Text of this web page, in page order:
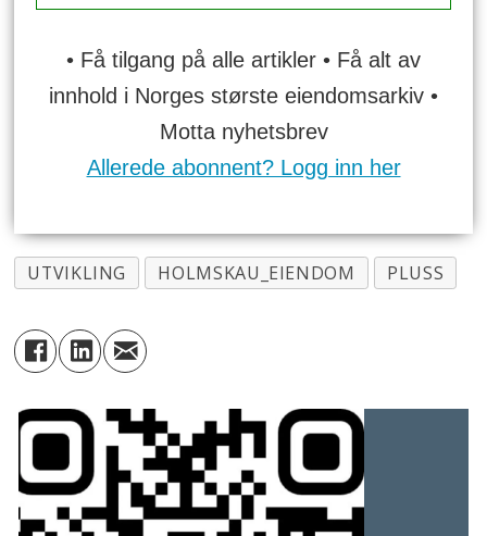
• Få tilgang på alle artikler • Få alt av
innhold i Norges største eiendomsarkiv •
Motta nyhetsbrev
Allerede abonnent? Logg inn her
UTVIKLING HOLMSKAU_EIENDOM PLUSS